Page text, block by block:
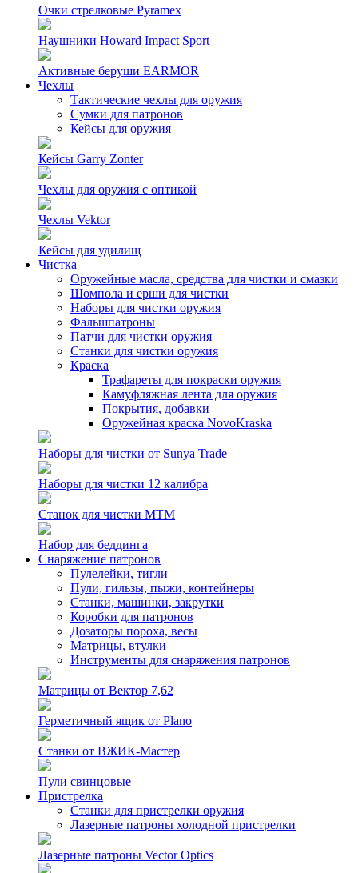
Очки стрелковые Pyramex
Наушники Howard Impact Sport
Активные беруши EARMOR
Чехлы
Тактические чехлы для оружия
Сумки для патронов
Кейсы для оружия
Кейсы Garry Zonter
Чехлы для оружия с оптикой
Чехлы Vektor
Кейсы для удилищ
Чистка
Оружейные масла, средства для чистки и смазки
Шомпола и ерши для чистки
Наборы для чистки оружия
Фальшпатроны
Патчи для чистки оружия
Станки для чистки оружия
Краска
Трафареты для покраски оружия
Камуфляжная лента для оружия
Покрытия, добавки
Оружейная краска NovoKraska
Наборы для чистки от Sunya Trade
Наборы для чистки 12 калибра
Станок для чистки MTM
Набор для беддинга
Снаряжение патронов
Пулелейки, тигли
Пули, гильзы, пыжи, контейнеры
Станки, машинки, закрутки
Коробки для патронов
Дозаторы пороха, весы
Матрицы, втулки
Инструменты для снаряжения патронов
Матрицы от Вектор 7,62
Герметичный ящик от Plano
Станки от ВЖИК-Мастер
Пули свинцовые
Пристрелка
Станки для пристрелки оружия
Лазерные патроны холодной пристрелки
Лазерные патроны Vector Optics